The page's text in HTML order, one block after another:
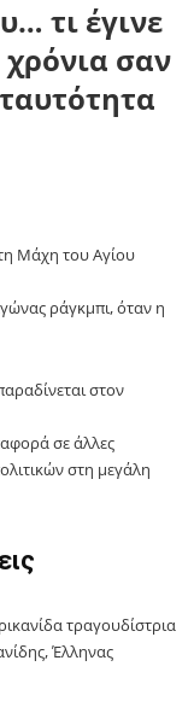
τι έγινε
σαν
Μάχη του Αγίου
ράγκμπι, όταν η
στον
σε άλλες
στη μεγάλη
τραγουδίστρια
Έλληνας